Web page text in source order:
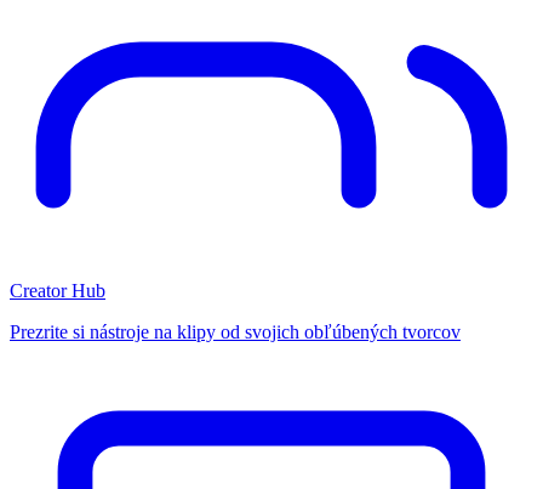
Creator Hub
Prezrite si nástroje na klipy od svojich obľúbených tvorcov